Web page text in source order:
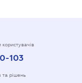
103
та рішень